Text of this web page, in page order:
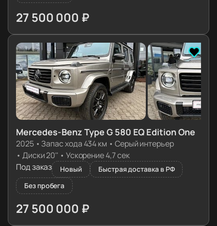
27 500 000 ₽
≈ 273 559€
Mercedes-Benz Type G 580 EQ Edition One
2025• Запас хода 434 км • Серый интерьер
• Диски 20'' • Ускорение 4,7 сек
Под заказ
Новый
Быстрая доставка в РФ
Без пробега
27 500 000 ₽
≈ 273 559€